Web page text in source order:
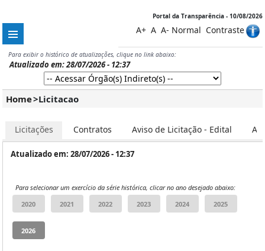
Portal da Transparência - 10/08/2026
A+ A A- Normal Contraste
Para exibir o histórico de atualizações, clique no link abaixo:
Atualizado em: 28/07/2026 - 12:37
Home>Licitacao
Licitações Contratos Aviso de Licitação - Edital
Atualizado em: 28/07/2026 - 12:37
Para selecionar um exercício da série histórica, clicar no ano desejado abaixo: